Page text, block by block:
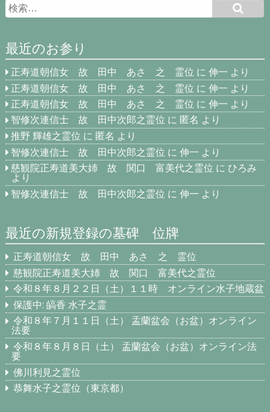
最近のお参り
正寿道朝信女 故 田中 あさ 之 霊位 に伸一 より
正寿道朝信女 故 田中 あさ 之 霊位 に伸一 より
正寿道朝信女 故 田中 あさ 之 霊位 に伸一 より
智修次連信士 故 田中次郎之霊位 に 匿名 より
推野 輝雄之霊位 に 匿名 より
智修次連信士 故 田中次郎之霊位 に伸一 より
慈観院正寿道美大姉 故 関口 富美代之霊位 に ひろみ
より
智修次連信士 故 田中次郎之霊位 に伸一 より
最近の新規登録の墓碑 位牌
正寿道朝信女 故 田中 あさ 之 霊位
慈観院正寿道美大姉 故 関口 富美代之霊位
令和８年８月２２日（土）１１時 オンライン水子地蔵盆
保護中: 皜香 水子之霊
令和８年７月１１日（土） 盂蘭盆会（お盆）オンライン
法要
令和８年８月８日（土） 盂蘭盆会（お盆）オンライン法
要
佛川利見之霊位
恭舞水子之霊位（東京都）